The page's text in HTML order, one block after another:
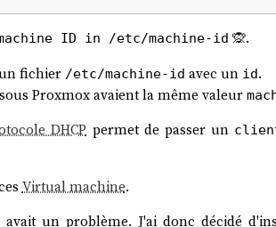
ID in /etc/machine-id 🙊.
fichier /etc/machine-id avec un id.
Proxmox avaient la même valeur
DHCP permet de passer un
Virtual machine.
avait un problème. J'ai donc décidé